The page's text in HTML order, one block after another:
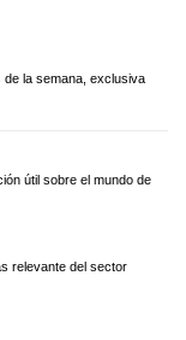
la semana, exclusiva
útil sobre el mundo de
relevante del sector